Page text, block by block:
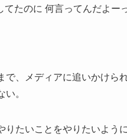
たのに 何言ってんだよー
で、メディアに追いかけら
。
たいことをやりたいよう